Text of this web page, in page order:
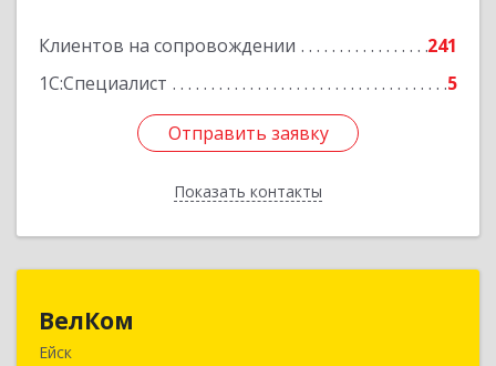
Клиентов на сопровождении
241
1С:Специалист
5
Отправить заявку
Показать контакты
Отправить заявку
Назад
ВелКом
Ейск
353688, Краснодарский край, Ейский р-н, Ейск г,